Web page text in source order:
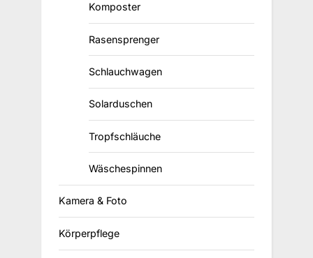
Komposter
Rasensprenger
Schlauchwagen
Solarduschen
Tropfschläuche
Wäschespinnen
Kamera & Foto
Körperpflege